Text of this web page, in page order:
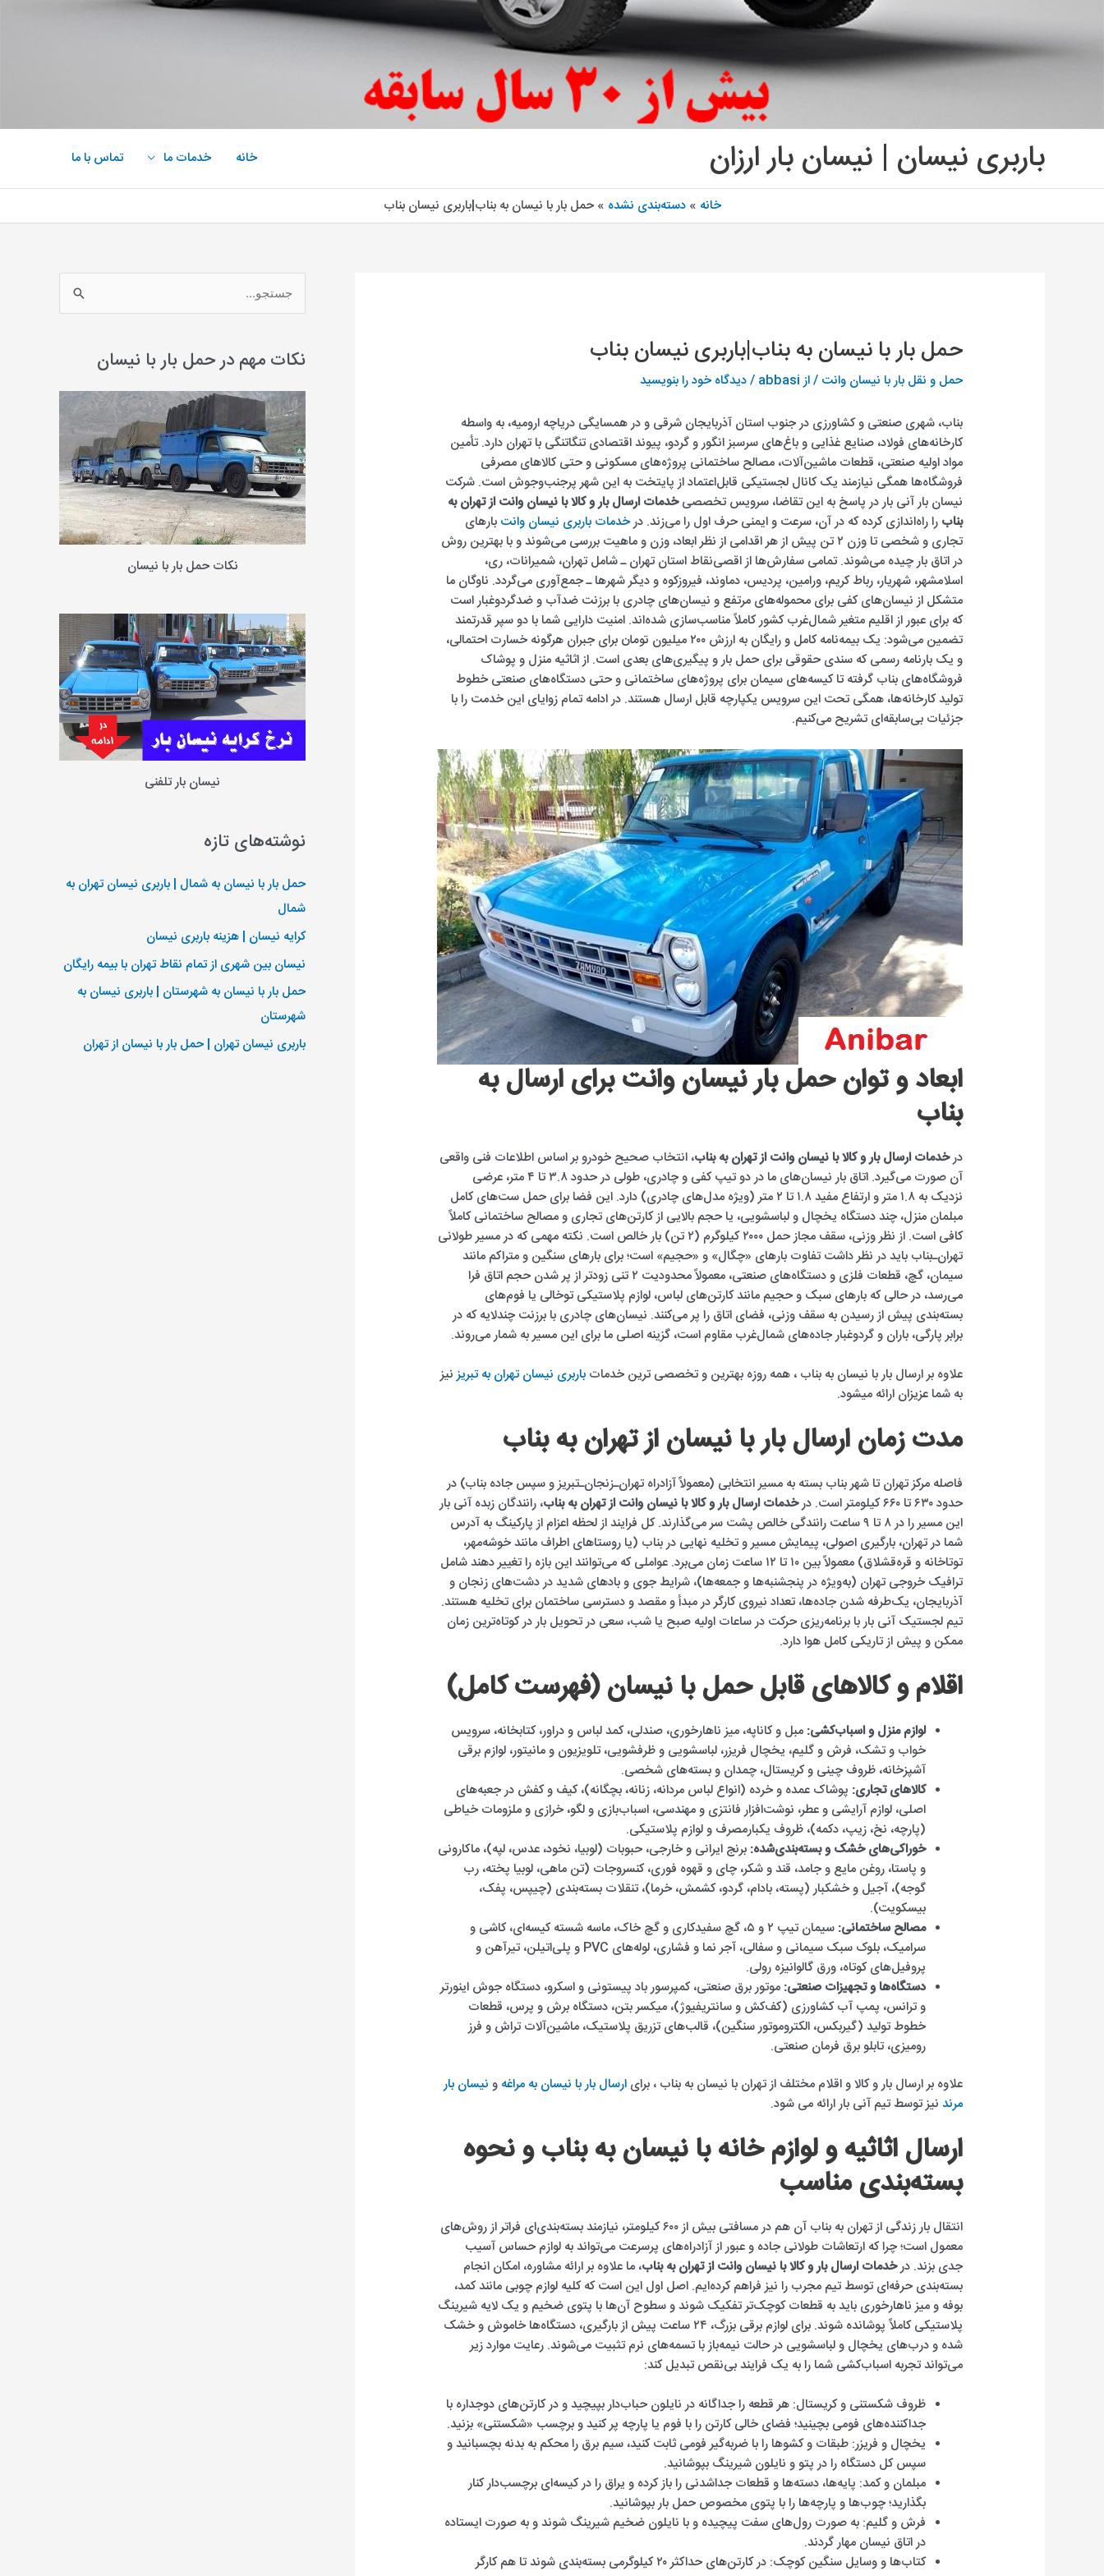
باربری نیسان | نیسان بار ارزان خانه خدمات ما تماس با ما
خانه دسته‌بندی نشده حمل بار با نیسان به بناب|باربری نیسان بناب
حمل بار با نیسان به بناب|باربری نیسان بناب
حمل و نقل بار با نیسان وانت / از abbasi
/دیدگاه‌ خود را بنویسید
بناب، شهری صنعتی و کشاورزی در جنوب استان آذربایجان شرقی و در همسایگی دریاچه ارومیه، به واسطه
کارخانه‌های فولاد، صنایع غذایی و باغ‌های سرسبز انگور و گردو، پیوند اقتصادی تنگاتنگی با تهران دارد. تأمین
مواد اولیه صنعتی، قطعات ماشین‌آلات، مصالح ساختمانی پروژه‌های مسکونی و حتی کالاهای مصرفی
فروشگاه‌ها همگی نیازمند یک کانال لجستیکی قابل‌اعتماد از پایتخت به این شهر پرجنب‌وجوش است. شرکت
نیسان بار آنی بار در پاسخ به این تقاضا، سرویس تخصصیخدمات ارسال بار و کالا با نیسان وانت از تهران به
بناب را راه‌اندازی کرده که در آن، سرعت و ایمنی حرف اول را می‌زند. درخدمات باربری نیسان وانت بارهای
تجاری و شخصی تا وزن ۲ تن پیش از هر اقدامی از نظر ابعاد، وزن و ماهیت بررسی می‌شوند و با بهترین روش
در اتاق بار چیده می‌شوند. تمامی سفارش‌ها از اقصی‌نقاط استان تهران ـ شامل تهران، شمیرانات، ری،
اسلامشهر، شهریار، رباط کریم، ورامین، پردیس، دماوند، فیروزکوه و دیگر شهرها ـ جمع‌آوری می‌گردد. ناوگان ما
متشکل از نیسان‌های کفی برای محموله‌های مرتفع و نیسان‌های چادری با برزنت ضدآب و ضدگردوغبار است
که برای عبور از اقلیم متغیر شمال‌غرب کشور کاملاً مناسب‌سازی شده‌اند. امنیت دارایی شما با دو سپر قدرتمند
تضمین می‌شود: یک بیمه‌نامه کامل و رایگان به ارزش ۲۰۰ میلیون تومان برای جبران هرگونه خسارت احتمالی،
و یک بارنامه رسمی که سندی حقوقی برای حمل بار و پیگیری‌های بعدی است. از اثاثیه منزل و پوشاک
فروشگاه‌های بناب گرفته تا کیسه‌های سیمان برای پروژه‌های ساختمانی و حتی دستگاه‌های صنعتی خطوط
تولید کارخانه‌ها، همگی تحت این سرویس یکپارچه قابل ارسال هستند. در ادامه تمام زوایای این خدمت را با
جزئیات بی‌سابقه‌ای تشریح می‌کنیم.
ابعاد و توان حمل بار نیسان وانت برای ارسال به
بناب
درخدمات ارسال بار و کالا با نیسان وانت از تهران به بناب، انتخاب صحیح خودرو بر اساس اطلاعات فنی واقعی
آن صورت می‌گیرد. اتاق بار نیسان‌های ما در دو تیپ کفی و چادری، طولی در حدود ۳.۸ تا ۴ متر، عرضی
نزدیک به ۱.۸ متر و ارتفاع مفید ۱.۸ تا ۲ متر (ویژه مدل‌های چادری) دارد. این فضا برای حمل ست‌های کامل
مبلمان منزل، چند دستگاه یخچال و لباسشویی، یا حجم بالایی از کارتن‌های تجاری و مصالح ساختمانی کاملاً
کافی است. از نظر وزنی، سقف مجاز حمل ۲۰۰۰ کیلوگرم (۲ تن) بار خالص است. نکته مهمی که در مسیر طولانی
تهران‌ـ‌بناب باید در نظر داشت تفاوت بارهای «چگال» و «حجیم» است؛ برای بارهای سنگین و متراکم مانند
سیمان، گچ، قطعات فلزی و دستگاه‌های صنعتی، معمولاً محدودیت ۲ تنی زودتر از پر شدن حجم اتاق فرا
می‌رسد، در حالی که بارهای سبک و حجیم مانند کارتن‌های لباس، لوازم پلاستیکی توخالی یا فوم‌های
بسته‌بندی پیش از رسیدن به سقف وزنی، فضای اتاق را پر می‌کنند. نیسان‌های چادری با برزنت چندلایه که در
برابر پارگی، باران و گردوغبار جاده‌های شمال‌غرب مقاوم است، گزینه اصلی ما برای این مسیر به شمار می‌روند.
علاوه بر ارسال بار با نیسان به بناب ، همه روزه بهترین و تخصصی ترین خدماتباربری نیسان تهران به تبریز نیز
به شما عزیزان ارائه میشود.
مدت زمان ارسال بار با نیسان از تهران به بناب
فاصله مرکز تهران تا شهر بناب بسته به مسیر انتخابی (معمولاً آزادراه تهران‌ـ‌زنجان‌ـ‌تبریز و سپس جاده بناب) در
حدود ۶۳۰ تا ۶۶۰ کیلومتر است. در
خدمات ارسال بار و کالا با نیسان وانت از تهران به بناب، رانندگان زبده آنی بار
این مسیر را در ۸ تا ۹ ساعت رانندگی خالص پشت سر می‌گذارند. کل فرایند از لحظه اعزام از پارکینگ به آدرس
شما در تهران، بارگیری اصولی، پیمایش مسیر و تخلیه نهایی در بناب (یا روستاهای اطراف مانند خوشه‌مهر،
توتاخانه و قره‌قشلاق) معمولاً بین ۱۰ تا ۱۲ ساعت زمان می‌برد. عواملی که می‌توانند این بازه را تغییر دهند شامل
ترافیک خروجی تهران (به‌ویژه در پنجشنبه‌ها و جمعه‌ها)، شرایط جوی و بادهای شدید در دشت‌های زنجان و
آذربایجان، یک‌طرفه شدن جاده‌ها، تعداد نیروی کارگر در مبدأ و مقصد و دسترسی ساختمان برای تخلیه هستند.
تیم لجستیک آنی بار با برنامه‌ریزی حرکت در ساعات اولیه صبح یا شب، سعی در تحویل بار در کوتاه‌ترین زمان
ممکن و پیش از تاریکی کامل هوا دارد.
اقلام و کالاهای قابل حمل با نیسان (فهرست کامل)
لوازم منزل و اسباب‌کشی: مبل و کاناپه، میز ناهارخوری، صندلی، کمد لباس و دراور، کتابخانه، سرویس
خواب و تشک، فرش و گلیم، یخچال فریزر، لباسشویی و ظرفشویی، تلویزیون و مانیتور، لوازم برقی
آشپزخانه، ظروف چینی و کریستال، چمدان و بسته‌های شخصی.
کالاهای تجاری: پوشاک عمده و خرده (انواع لباس مردانه، زنانه، بچگانه)، کیف و کفش در جعبه‌های
اصلی، لوازم آرایشی و عطر، نوشت‌افزار فانتزی و مهندسی، اسباب‌بازی و لگو، خرازی و ملزومات خیاطی
(پارچه، نخ، زیپ، دکمه)، ظروف یکبارمصرف و لوازم پلاستیکی.
خوراکی‌های خشک و بسته‌بندی‌شده: برنج ایرانی و خارجی، حبوبات (لوبیا، نخود، عدس، لپه)، ماکارونی
و پاستا، روغن مایع و جامد، قند و شکر، چای و قهوه فوری، کنسروجات (تن ماهی، لوبیا پخته، رب
گوجه)، آجیل و خشکبار (پسته، بادام، گردو، کشمش، خرما)، تنقلات بسته‌بندی (چیپس، پفک،
بیسکویت).
مصالح ساختمانی:
سیمان تیپ ۲ و ۵، گچ سفیدکاری و گچ خاک، ماسه شسته کیسه‌ای، کاشی و
سرامیک، بلوک سبک سیمانی و سفالی، آجر نما و فشاری، لوله‌های PVC و پلی‌اتیلن، تیرآهن و
پروفیل‌های کوتاه، ورق گالوانیزه رولی.
دستگاه‌ها و تجهیزات صنعتی: موتور برق صنعتی، کمپرسور باد پیستونی و اسکرو، دستگاه جوش اینورتر
و ترانس، پمپ آب کشاورزی (کف‌کش و سانتریفیوژ)، میکسر بتن، دستگاه برش و پرس، قطعات
خطوط تولید (گیربکس، الکتروموتور سنگین)، قالب‌های تزریق پلاستیک، ماشین‌آلات تراش و فرز
رومیزی، تابلو برق فرمان صنعتی.
علاوه بر ارسال بار و کالا و اقلام مختلف از تهران با نیسان به بناب ، برایارسال بار با نیسان به مراغه و نیسان بار
مرند نیز توسط تیم آنی بار ارائه می شود.
ارسال اثاثیه و لوازم خانه با نیسان به بناب و نحوه
بسته‌بندی مناسب
انتقال بار زندگی از تهران به بناب آن هم در مسافتی بیش از ۶۰۰ کیلومتر، نیازمند بسته‌بندی‌ای فراتر از روش‌های
معمول است؛ چرا که ارتعاشات طولانی جاده و عبور از آزادراه‌های پرسرعت می‌تواند به لوازم حساس آسیب
جدی بزند. درخدمات ارسال بار و کالا با نیسان وانت از تهران به بناب، ما علاوه بر ارائه مشاوره، امکان انجام
بسته‌بندی حرفه‌ای توسط تیم مجرب را نیز فراهم کرده‌ایم. اصل اول این است که کلیه لوازم چوبی مانند کمد،
بوفه و میز ناهارخوری باید به قطعات کوچک‌تر تفکیک شوند و سطوح آن‌ها با پتوی ضخیم و یک لایه شیرینگ
پلاستیکی کاملاً پوشانده شوند. برای لوازم برقی بزرگ، ۲۴ ساعت پیش از بارگیری، دستگاه‌ها خاموش و خشک
شده و درب‌های یخچال و لباسشویی در حالت نیمه‌باز با تسمه‌های نرم تثبیت می‌شوند. رعایت موارد زیر
می‌تواند تجربه اسباب‌کشی شما را به یک فرایند بی‌نقص تبدیل کند:
ظروف شکستنی و کریستال: هر قطعه را جداگانه در نایلون حباب‌دار بپیچید و در کارتن‌های دوجداره با
جداکننده‌های فومی بچینید؛ فضای خالی کارتن را با فوم یا پارچه پر کنید و برچسب «شکستنی» بزنید.
یخچال و فریزر: طبقات و کشوها را با ضربه‌گیر فومی ثابت کنید، سیم برق را محکم به بدنه بچسبانید و
سپس کل دستگاه را در پتو و نایلون شیرینگ بپوشانید.
مبلمان و کمد: پایه‌ها، دسته‌ها و قطعات جداشدنی را باز کرده و یراق را در کیسه‌ای برچسب‌دار کنار
بگذارید؛ چوب‌ها و پارچه‌ها را با پتوی مخصوص حمل بار بپوشانید.
فرش و گلیم: به صورت رول‌های سفت پیچیده و با نایلون ضخیم شیرینگ شوند و به صورت ایستاده
در اتاق نیسان مهار گردند.
کتاب‌ها و وسایل سنگین کوچک: در کارتن‌های حداکثر ۲۰ کیلوگرمی بسته‌بندی شوند تا هم کارگر
س
ج
ب
ر
ا
ی
:
نکات مهم در حمل بار با نیسان
نکات حمل بار با نیسان
نیسان بار تلفنی
نوشته‌های تازه
حمل بار با نیسان به شمال | باربری نیسان تهران به
شمال
کرایه نیسان | هزینه باربری نیسان
نیسان بین شهری از تمام نقاط تهران با بیمه رایگان
حمل بار با نیسان به شهرستان | باربری نیسان به
شهرستان
باربری نیسان تهران | حمل بار با نیسان از تهران